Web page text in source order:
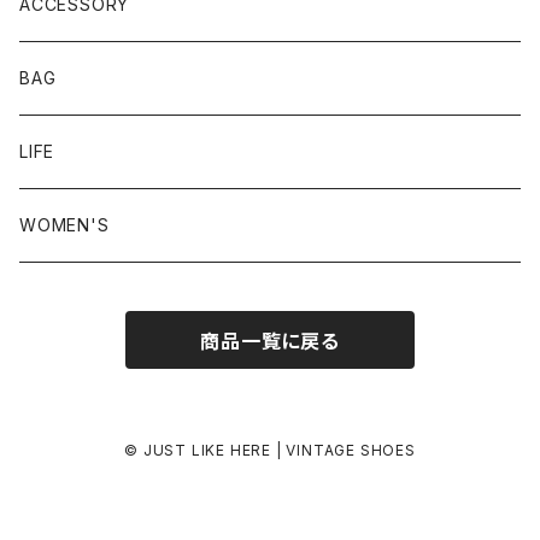
24.0-24.5 cm
24.5-25.0 cm
25.0-25.5 cm
26.0-26.5 cm
26.5-27.0 cm
ACCESSORY
BAG
LIFE
WOMEN'S
商品一覧に戻る
© JUST LIKE HERE | VINTAGE SHOES